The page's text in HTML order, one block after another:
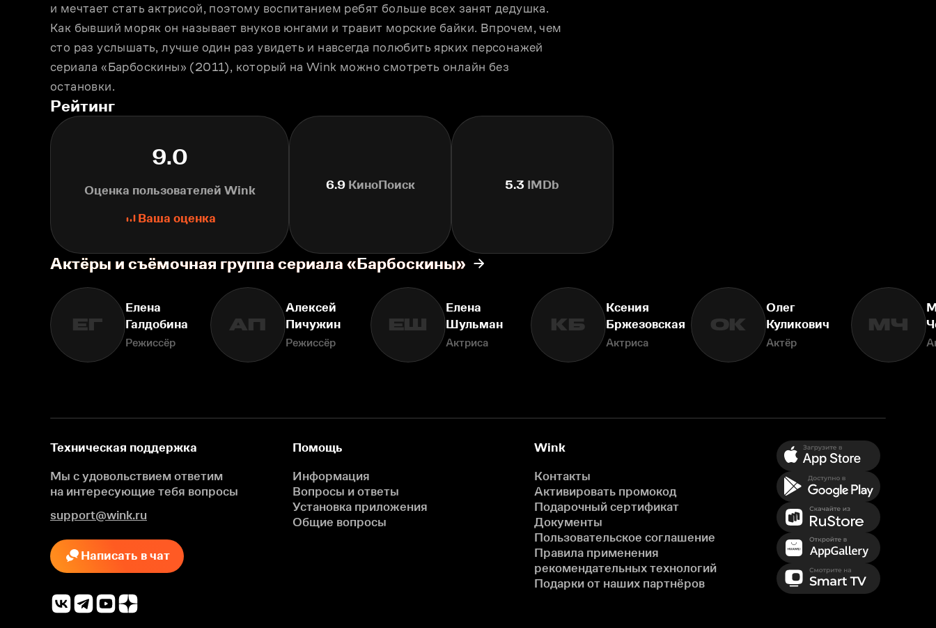
и мечтает стать актрисой, поэтому воспитанием ребят больше всех занят дедушка.
Как бывший моряк он называет внуков юнгами и травит морские байки. Впрочем, чем
сто раз услышать, лучше один раз увидеть и навсегда полюбить ярких персонажей
сериала «Барбоскины» (2011), который на Wink можно смотреть онлайн без
остановки.
Рейтинг
9.0
Оценка пользователей Wink
Ваша оценка
6.9КиноПоиск 5.3 IMDb
Актёры и съёмочная группа сериала «Барбоскины»
ЕГ
Елена
Галдобина
Режиссёр
АП
Алексей
Пичужин
Режиссёр
ЕШ
Елена
Шульман
Актриса
КБ
Ксения
Бржезовская
Актриса
ОК
Олег
Куликович
Актёр
МЧ
Техническая поддержка
Мы с удовольствием ответим
на интересующие тебя вопросы
support@wink.ru
Написать в чат
Помощь
Информация
Вопросы и ответы
Установка приложения
Общие вопросы
Wink
Контакты
Активировать промокод
Подарочный сертификат
Документы
Пользовательское соглашение
Правила применения
рекомендательных технологий
Подарки от наших партнёров